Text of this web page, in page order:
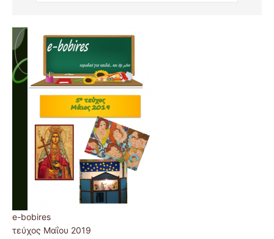
e-bobires
τεύχος Μαΐου 2019